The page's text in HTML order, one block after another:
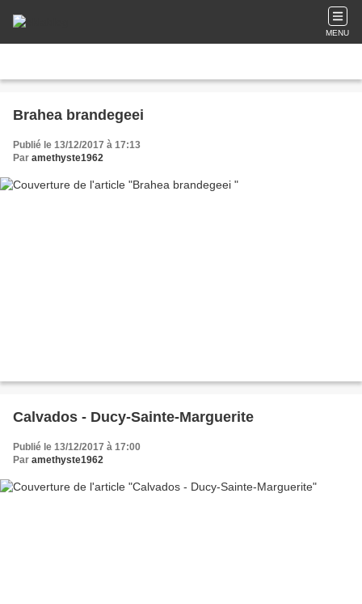
MENU
Brahea brandegeei
Publié le 13/12/2017 à 17:13
Par amethyste1962
Calvados - Ducy-Sainte-Marguerite
Publié le 13/12/2017 à 17:00
Par amethyste1962